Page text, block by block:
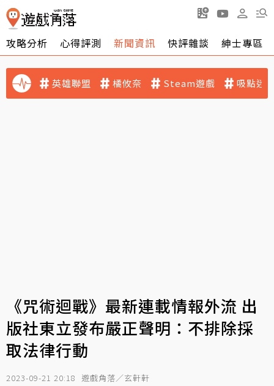
攻略分析 心得評測 新聞資訊 快評雜談 紳士專區
英雄聯盟 橘攸奈 Steam遊戲 吸點迷
《咒術迴戰》最新連載情報外流 出
版社東立發布嚴正聲明：不排除採
取法律行動
2023-09-21 20:18 遊戲角落／玄軒軒